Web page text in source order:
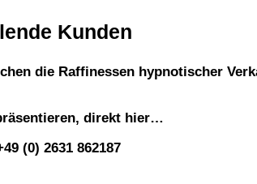
Kunden
die Raffinessen hypnotischer
direkt hier…
(0) 2631 862187